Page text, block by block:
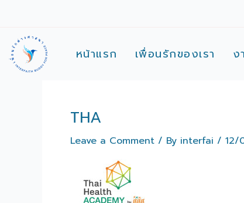
content
หน้าแรก เพื่อนรักของเรา ง
THA
Leave a Comment / By interfai / 12/